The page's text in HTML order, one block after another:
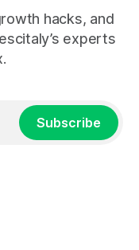
hacks, and
experts
Subscribe